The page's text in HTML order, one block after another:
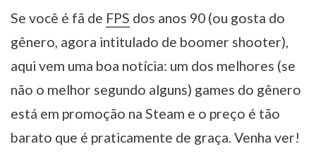
Se você é fã de FPS dos anos 90 (ou gosta do
gênero, agora intitulado de boomer shooter),
aqui vem uma boa notícia: um dos melhores (se
não o melhor segundo alguns) games do gênero
está em promoção na Steam e o preço é tão
barato que é praticamente de graça. Venha ver!